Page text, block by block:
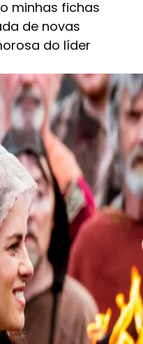
minhas fichas
de novas
do líder